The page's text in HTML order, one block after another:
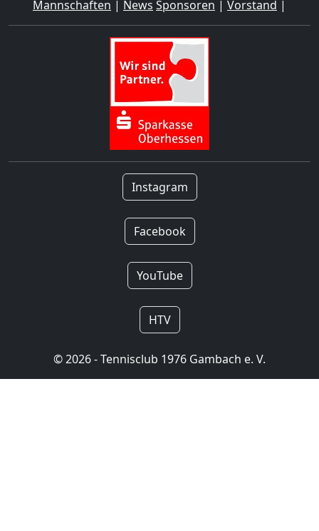
Mannschaften | News Sponsoren | Vorstand |
Instagram
Facebook
YouTube
HTV
© 2026 - Tennisclub 1976 Gambach e. V.